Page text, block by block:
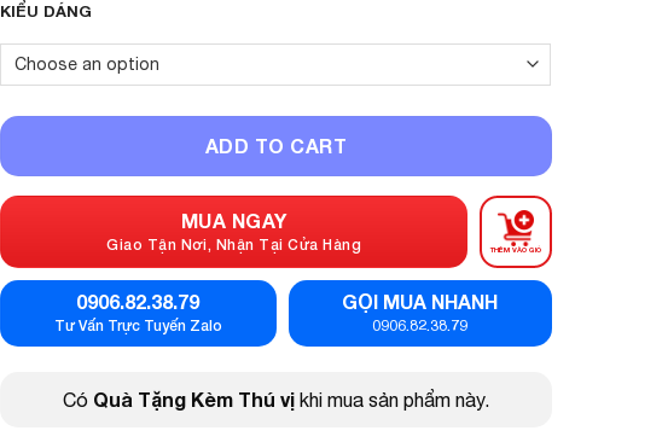
KIỂU DÁNG
ADD TO CART
MUA NGAY
Giao Tận Nơi, Nhận Tại Cửa Hàng THÊM VÀO GIỎ
0906.82.38.79
Tư Vấn Trực Tuyến Zalo
GỌI MUA NHANH
0906.82.38.79
Có Quà Tặng Kèm Thú vị khi mua sản phẩm này.